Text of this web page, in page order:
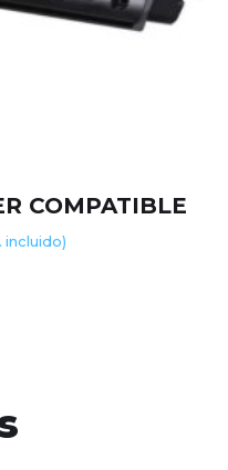
COMPATIBLE
incluido)